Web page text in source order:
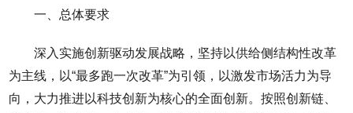
一、总体要求
深入实施创新驱动发展战略，坚持以供给侧结构性改革
为主线，以“最多跑一次改革”为引领，以激发市场活力为导
向，大力推进以科技创新为核心的全面创新。按照创新链、